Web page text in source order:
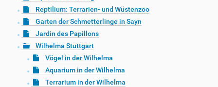
Reptilium: Terrarien- und Wüstenzoo
Garten der Schmetterlinge in Sayn
Jardin des Papillons
Wilhelma Stuttgart
Vögel in der Wilhelma
Aquarium in der Wilhelma
Terrarium in der Wilhelma